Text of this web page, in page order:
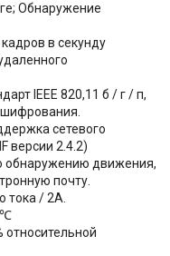
Обнаружение
в секунду
IEEE 820,11 б / г / п,
шифрования.
сетевого
версии 2.4.2)
обнаружению движения,
почту.
тока / 2A.
℃
относительной